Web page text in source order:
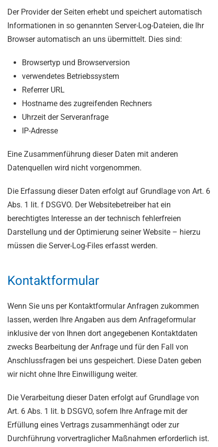
Der Provider der Seiten erhebt und speichert automatisch
Informationen in so genannten Server-Log-Dateien, die Ihr
Browser automatisch an uns übermittelt. Dies sind:
Browsertyp und Browserversion
verwendetes Betriebssystem
Referrer URL
Hostname des zugreifenden Rechners
Uhrzeit der Serveranfrage
IP-Adresse
Eine Zusammenführung dieser Daten mit anderen
Datenquellen wird nicht vorgenommen.
Die Erfassung dieser Daten erfolgt auf Grundlage von Art. 6
Abs. 1 lit. f DSGVO. Der Websitebetreiber hat ein
berechtigtes Interesse an der technisch fehlerfreien
Darstellung und der Optimierung seiner Website – hierzu
müssen die Server-Log-Files erfasst werden.
Kontaktformular
Wenn Sie uns per Kontaktformular Anfragen zukommen
lassen, werden Ihre Angaben aus dem Anfrageformular
inklusive der von Ihnen dort angegebenen Kontaktdaten
zwecks Bearbeitung der Anfrage und für den Fall von
Anschlussfragen bei uns gespeichert. Diese Daten geben
wir nicht ohne Ihre Einwilligung weiter.
Die Verarbeitung dieser Daten erfolgt auf Grundlage von
Art. 6 Abs. 1 lit. b DSGVO, sofern Ihre Anfrage mit der
Erfüllung eines Vertrags zusammenhängt oder zur
Durchführung vorvertraglicher Maßnahmen erforderlich ist.